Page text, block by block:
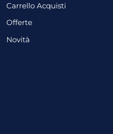
Carrello Acquisti
Offerte
Novità